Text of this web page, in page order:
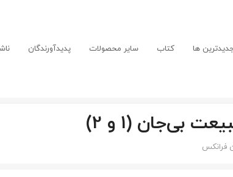
ها کتاب سایر محصولات پدیدآورندگان
بی‌جان‌ (1 و 2)
فرانکس